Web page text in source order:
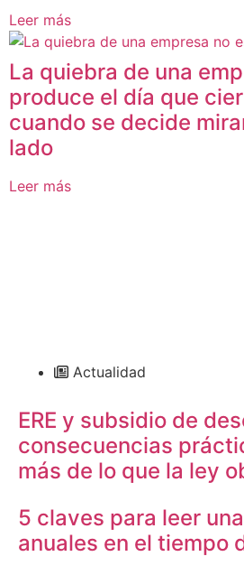
Leer más
La quiebra de una
produce el día que
cuando se decide
lado
Leer más
Actualidad
ERE y subsidio de
consecuencias
más de lo que la ley
5 claves para leer
anuales en el tiempo